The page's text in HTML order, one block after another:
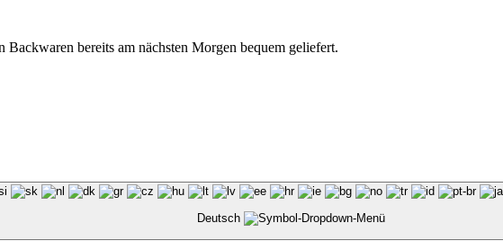
bereits am nächsten Morgen bequem geliefert.
Deutsch